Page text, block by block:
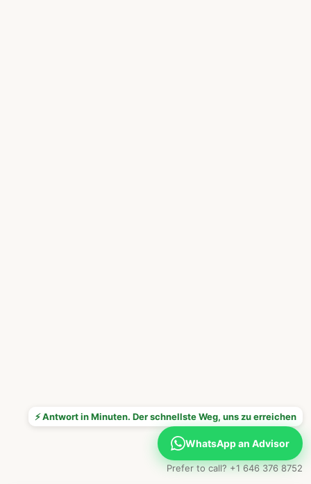
⚡ Antwort in Minuten. Der schnellste Weg, uns zu erreichen
WhatsApp an Advisor
Prefer to call? +1 646 376 8752